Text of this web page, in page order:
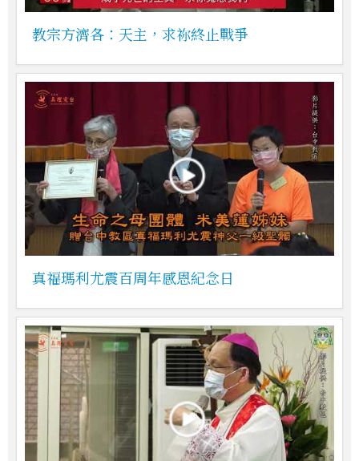
教宗方濟各：天主，求祢終止戰爭
真福瑪利尤震百周年感恩紀念日